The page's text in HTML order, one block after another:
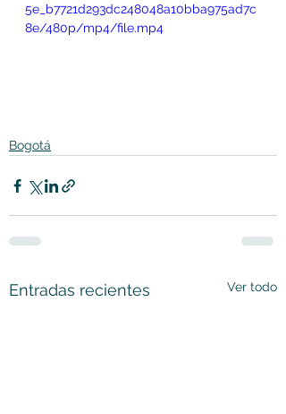
5e_b7721d293dc248048a10bba975ad7c
8e/480p/mp4/file.mp4
Bogotá
Entradas recientes Ver todo